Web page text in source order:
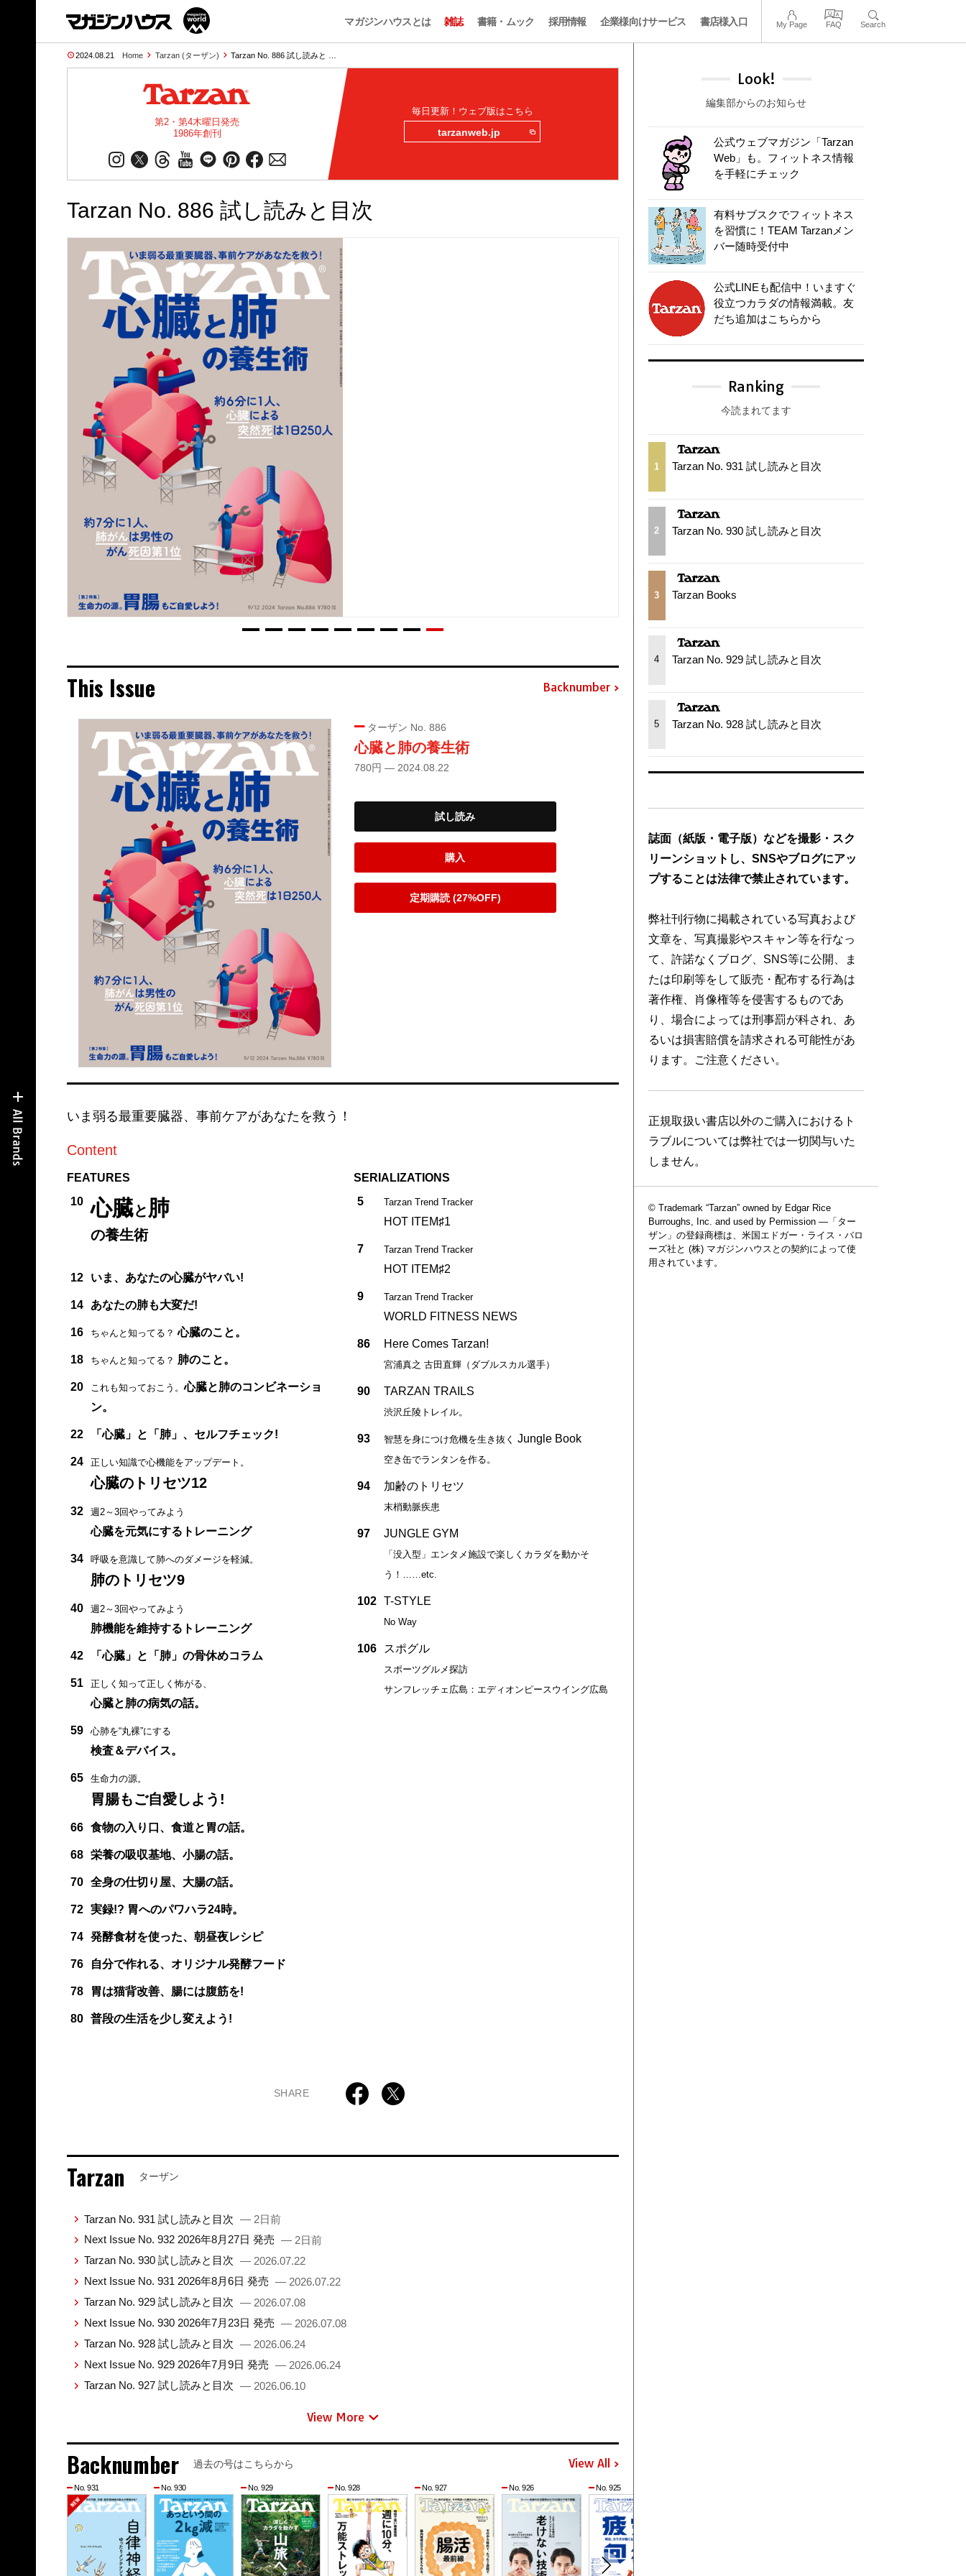
マガジンハウスとは 雑誌 書籍・ムック 採用情報 企業様向けサービス 書店様入口 My Page FAQ Search
2024.08.21 Home Tarzan (ターザン) Tarzan No. 886 試し読みと …
第2・第4木曜日発売
1986年創刊
毎日更新！ウェブ版はこちら
tarzanweb.jp
Tarzan No. 886 試し読みと目次
This Issue Backnumber
ターザン No. 886
心臓と肺の養生術
780円 — 2024.08.22
試し読み
購入
定期購読 (27%OFF)
いま弱る最重要臓器、事前ケアがあなたを救う！
Content
FEATURES
10 心臓と 肺
の養生術
12 いま、あなたの心臓がヤバい!
14 あなたの肺も大変だ!
16 ちゃんと知ってる？ 心臓のこと。
18 ちゃんと知ってる？ 肺のこと。
20 これも知っておこう。心臓と肺のコンビネーショ
ン。
22 「心臓」と「肺」、セルフチェック!
24 正しい知識で心機能をアップデート。
心臓のトリセツ12
32 週2～3回やってみよう
心臓を元気にするトレーニング
34 呼吸を意識して肺へのダメージを軽減。
肺のトリセツ9
40 週2～3回やってみよう
肺機能を維持するトレーニング
42 「心臓」と「肺」の骨休めコラム
51 正しく知って正しく怖がる、
心臓と肺の病気の話。
59 心肺を“丸裸”にする
検査＆デバイス。
65 生命力の源。
胃腸もご自愛しよう!
66 食物の入り口、食道と胃の話。
68 栄養の吸収基地、小腸の話。
70 全身の仕切り屋、大腸の話。
72 実録!? 胃へのパワハラ24時。
74 発酵食材を使った、朝昼夜レシピ
76 自分で作れる、オリジナル発酵フード
78 胃は猫背改善、腸には腹筋を!
80 普段の生活を少し変えよう!
SERIALIZATIONS
5
Tarzan Trend Tracker
HOT ITEM♯1
7 Tarzan Trend Tracker
HOT ITEM♯2
9 Tarzan Trend Tracker
WORLD FITNESS NEWS
86 Here Comes Tarzan!
宮浦真之 古田直輝（ダブルスカル選手）
90 TARZAN TRAILS
渋沢丘陵トレイル。
93 智慧を身につけ危機を生き抜く Jungle Book
空き缶でランタンを作る。
94 加齢のトリセツ
末梢動脈疾患
97 JUNGLE GYM
「没入型」エンタメ施設で楽しくカラダを動かそ
う！……etc.
102 T-STYLE
No Way
106 スポグル
スポーツグルメ探訪
サンフレッチェ広島：エディオンピースウイング広島
SHARE
Tarzan ターザン
Tarzan No. 931 試し読みと目次 — 2日前
Next Issue No. 932 2026年8月27日 発売 — 2日前
Tarzan No. 930 試し読みと目次 — 2026.07.22
Next Issue No. 931 2026年8月6日 発売 — 2026.07.22
Tarzan No. 929 試し読みと目次 — 2026.07.08
Next Issue No. 930 2026年7月23日 発売 — 2026.07.08
Tarzan No. 928 試し読みと目次 — 2026.06.24
Next Issue No. 929 2026年7月9日 発売 — 2026.06.24
Tarzan No. 927 試し読みと目次 — 2026.06.10
View More
Backnumber 過去の号はこちらから View All
No. 931 No. 930 No. 929 No. 928 No. 927 No. 926 No. 925
Look!
編集部からのお知らせ
公式ウェブマガジン「Tarzan
Web」も。フィットネス情報
を手軽にチェック
有料サブスクでフィットネス
を習慣に！TEAM Tarzanメン
バー随時受付中
公式LINEも配信中！いますぐ
役立つカラダの情報満載。友
だち追加はこちらから
Ranking
今読まれてます
1 Tarzan No. 931 試し読みと目次
2 Tarzan No. 930 試し読みと目次
3 Tarzan Books
4 Tarzan No. 929 試し読みと目次
5 Tarzan No. 928 試し読みと目次
誌面（紙版・電子版）などを撮影・スク
リーンショットし、SNSやブログにアッ
プすることは法律で禁止されています。
弊社刊行物に掲載されている写真および
文章を、写真撮影やスキャン等を行なっ
て、許諾なくブログ、SNS等に公開、ま
たは印刷等をして販売・配布する行為は
著作権、肖像権等を侵害するものであ
り、場合によっては刑事罰が科され、あ
るいは損害賠償を請求される可能性があ
ります。ご注意ください。
正規取扱い書店以外のご購入におけるト
ラブルについては弊社では一切関与いた
しません。
© Trademark “Tarzan” owned by Edgar Rice
Burroughs, Inc. and used by Permission —「ター
ザン」の登録商標は、米国エドガー・ライス・バロ
ーズ社と (株) マガジンハウスとの契約によって使
用されています。